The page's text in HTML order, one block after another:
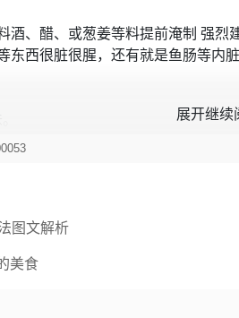
酒、醋、或葱姜等料提前淹制 强烈
东西很脏很腥，还有就是鱼肠等内
展开继续
图文解析
美食